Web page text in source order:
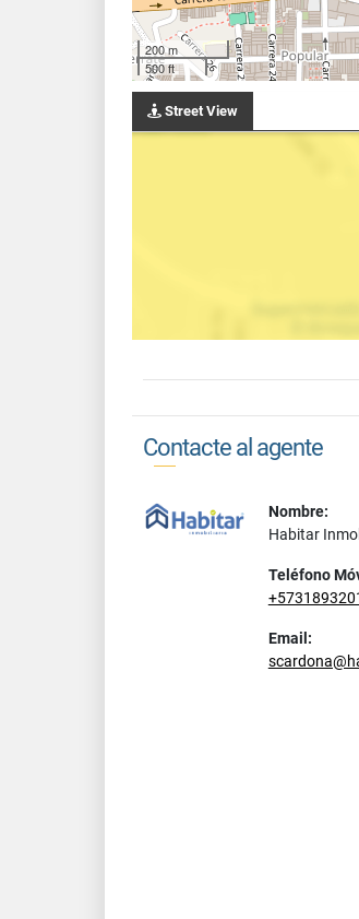
200 m
500 ft
Street View
Contacte al agente
Nombre:
Habitar
Teléfono
Email: